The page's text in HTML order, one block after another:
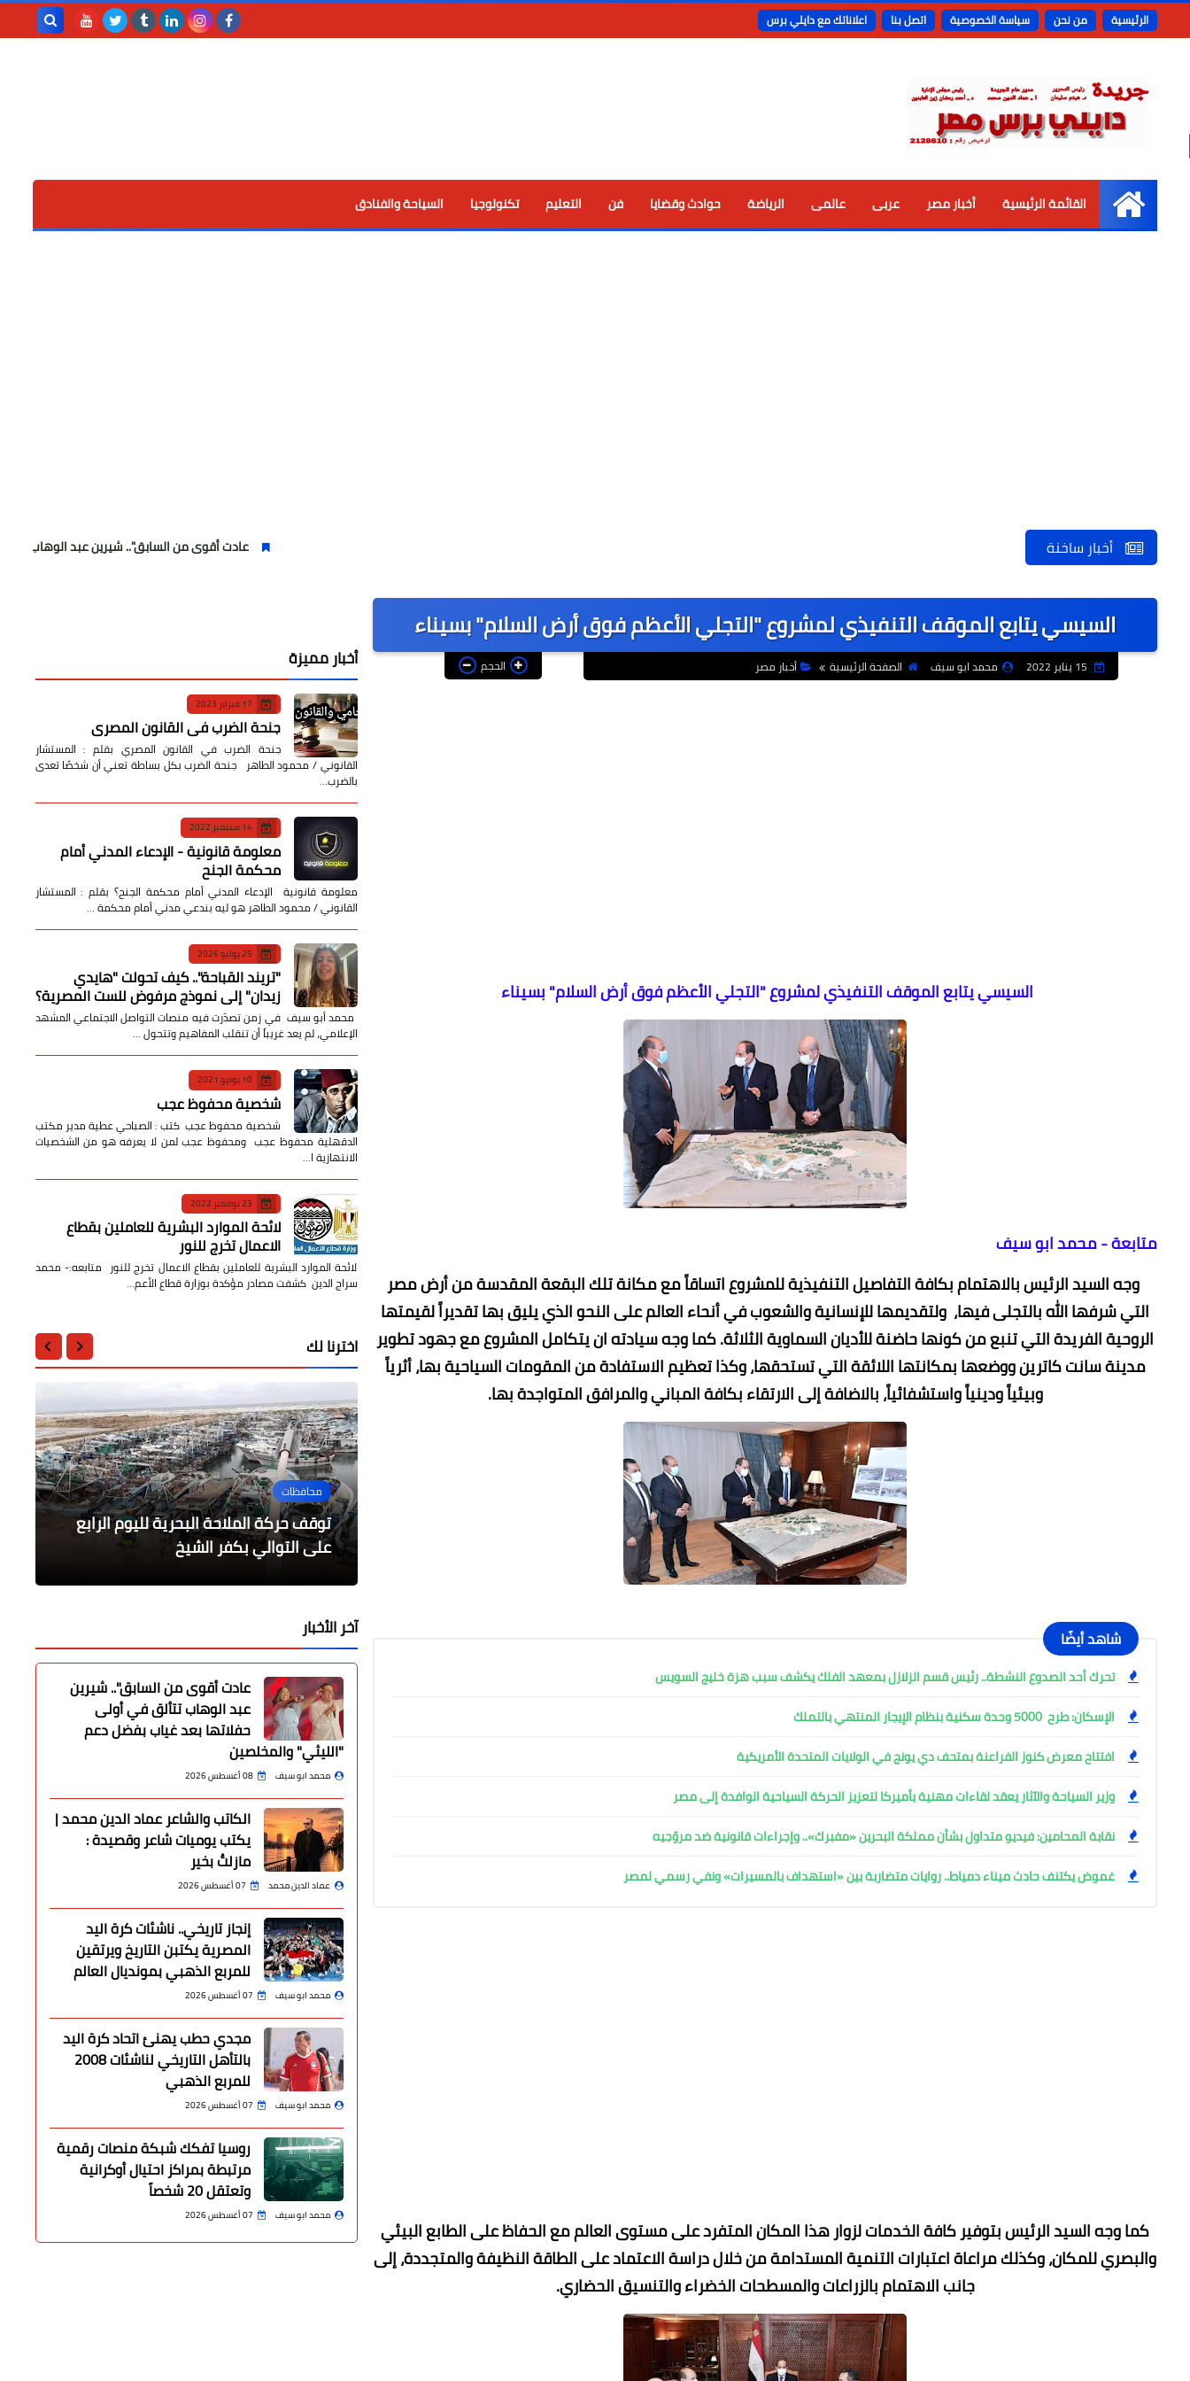
الرئيسية من نحن سياسة الخصوصية اتصل بنا اعلاناتك مع دايلي برس
الرئيسية
القائمة الرئيسية أخبار مصر عربى عالمى الرياضة حوادث وقضايا فن التعليم تكنولوجيا السياحة والفنادق
أخبار ساخنة عادت أقوى من السابق".. شيرين عبد الوهاب تتألق في أولى
السيسي يتابع الموقف التنفيذي لمشروع "التجلي الأعظم فوق أرض السلام" بسيناء
محمد ابو سيف الصفحة الرئيسية أخبار مصر الحجم
السيسي يتابع الموقف التنفيذي لمشروع "التجلي الأعظم فوق أرض السلام" بسيناء
متابعة - محمد ابو سيف
وجه السيد الرئيس بالاهتمام بكافة التفاصيل التنفيذية للمشروع اتساقاً مع مكانة تلك البقعة المقدسة من أرض مصر
التي شرفها الله بالتجلى فيها، ولتقديمها للإنسانية والشعوب في أنحاء العالم على النحو الذي يليق بها تقديراً لقيمتها
الروحية الفريدة التي تنبع من كونها حاضنة للأديان السماوية الثلاثة. كما وجه سيادته ان يتكامل المشروع مع جهود تطوير
مدينة سانت كاترين ووضعها بمكانتها اللائقة التي تستحقها، وكذا تعظيم الاستفادة من المقومات السياحية بها، أثرياً
وبيئياً ودينياً واستشفائياً، بالاضافة إلى الارتقاء بكافة المباني والمرافق المتواجدة بها.
شاهد أيضًا
تحرك أحد الصدوع النشطة.. رئيس قسم الزلازل بمعهد الفلك يكشف سبب هزة خليج السويس
الإسكان: طرح 5000 وحدة سكنية بنظام الإيجار المنتهي بالتملك
افتتاح معرض كنوز الفراعنة بمتحف دي يونج في الولايات المتحدة الأمريكية
وزير السياحة والآثار يعقد لقاءات مهنية بأميركا لتعزيز الحركة السياحية الوافدة إلى مصر
نقابة المحامين: فيديو متداول بشأن مملكة البحرين «مفبرك».. وإجراءات قانونية ضد مروّجيه
غموض يكتنف حادث ميناء دمياط.. روايات متضاربة بين «استهداف بالمسيرات» ونفي رسمي لمصر
كما وجه السيد الرئيس بتوفير كافة الخدمات لزوار هذا المكان المتفرد على مستوى العالم مع الحفاظ على الطابع البيئي
والبصري للمكان، وكذلك مراعاة اعتبارات التنمية المستدامة من خلال دراسة الاعتماد على الطاقة النظيفة والمتجددة، إلى
جانب الاهتمام بالزراعات والمسطحات الخضراء والتنسيق الحضاري.
أخبار مميزة
17 فبراير 2023
جنحة الضرب في القانون المصري
جنحة الضرب في القانون المصري بقلم : المستشار
القانوني / محمود الطاهر جنحة الضرب بكل بساطة تعني أن شخصًا تعدى
بالضرب…
14 سبتمبر 2022
معلومة قانونية - الإدعاء المدني أمام
محكمة الجنح
معلومة قانونية الإدعاء المدني أمام محكمة الجنح؟ بقلم : المستشار
القانوني / محمود الطاهر هو ليه بندعي مدني أمام محكمة …
25 يوليو 2026
​"تريند القباحة".. كيف تحولت "هايدي
زيدان" إلى نموذج مرفوض للست المصرية؟
​ محمد أبو سيف ​في زمن تصدّرت فيه منصات التواصل الاجتماعي المشهد
الإعلامي، لم يعد غريباً أن تنقلب المفاهيم وتتحول …
10 يونيو 2021
شخصية محفوظ عجب
شخصية محفوظ عجب كتب : الصباحي عطية مدير مكتب
الدقهلية محفوظ عجب ومحفوظ عجب لمن لا يعرفه هو من الشخصيات
الانتهازية ا…
23 نوفمبر 2022
لائحة الموارد البشرية للعاملين بقطاع
الاعمال تخرج للنور
لائحة الموارد البشرية للعاملين بقطاع الاعمال تخرج للنور متابعه:- محمد
سراج الدين كشفت مصادر مؤكدة بوزارة قطاع الأعم…
اخترنا لك
26 يناير 2022
محافظات
توقف حركة الملاحة البحرية لليوم الرابع
على التوالي بكفر الشيخ
محمد ابو سيف
26 يناير 2022
أخبار مصر
للمرة الأولى ٣٢ مليار دولار صادرات خلال
العام الماضي بمعدل نمو ٢٦.٣ ٪
26 يناير 2022
محافظات
المجلس التنفيذي بكفر الشيخ يوافق
على تخصيص أراضي لإقامة مشروعات
خدمية.
محمد ابو سيف
26 يناير 2022
أخبار مصر
قرار حكومي / تعديل بعض أحكام القانون
الخاص بنظام هيئة قناة السويس
محمد ابو سيف
26 يناير 2022
أخبار مصر
قرار حكومي/ بتعديل بعض أحكام القانون
رقم 396 لسنة 1956 فى شأن تنظيم
السجون
آخر الأخبار
عادت أقوى من السابق".. شيرين
عبد الوهاب تتألق في أولى
حفلاتها بعد غياب بفضل دعم
"الليثي" والمخلصين
محمد ابو سيف 08 أغسطس 2026
الكاتب والشاعر عماد الدين محمد |
يكتب يوميات شاعر وقصيدة :
مازلتُ بخير
عماد الدين محمد 07 أغسطس 2026
إنجاز تاريخي.. ناشئات كرة اليد
المصرية يكتبن التاريخ ويرتقين
للمربع الذهبي بمونديال العالم
محمد ابو سيف 07 أغسطس 2026
مجدي حطب يهنئ اتحاد كرة اليد
بالتأهل التاريخي لناشئات 2008
للمربع الذهبي
محمد ابو سيف 07 أغسطس 2026
روسيا تفكك شبكة منصات رقمية
مرتبطة بمراكز احتيال أوكرانية
وتعتقل 20 شخصاً
محمد ابو سيف 07 أغسطس 2026